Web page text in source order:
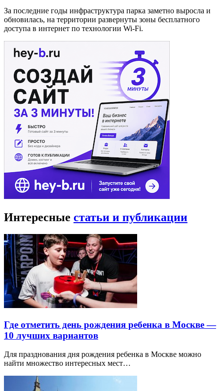
За последние годы инфраструктура парка заметно выросла и
обновилась, на территории развернуты зоны бесплатного
доступа в интернет по технологии Wi-Fi.
Интересные статьи и публикации
Где отметить день рождения ребенка в Москве —
10 лучших вариантов
Для празднования дня рождения ребенка в Москве можно
найти множество интересных мест…